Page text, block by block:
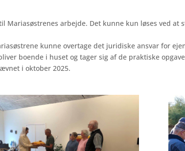
Mariasøstrenes arbejde. Det kunne kun løses ved
kunne overtage det juridiske ansvar for
boende i huset og tager sig af de praktiske
i oktober 2025.